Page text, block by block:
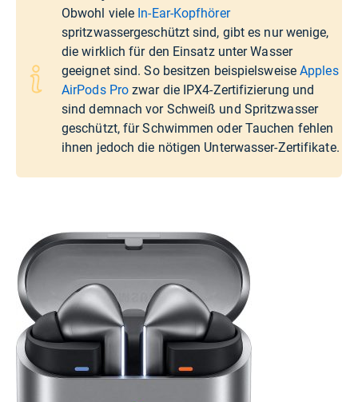
Obwohl viele In-Ear-Kopfhörer
spritzwassergeschützt sind, gibt es nur wenige,
die wirklich für den Einsatz unter Wasser
geeignet sind. So besitzen beispielsweiseApples
AirPods Pro zwar die IPX4-Zertifizierung und
sind demnach vor Schweiß und Spritzwasser
geschützt, für Schwimmen oder Tauchen fehlen
ihnen jedoch die nötigen Unterwasser-Zertifikate.